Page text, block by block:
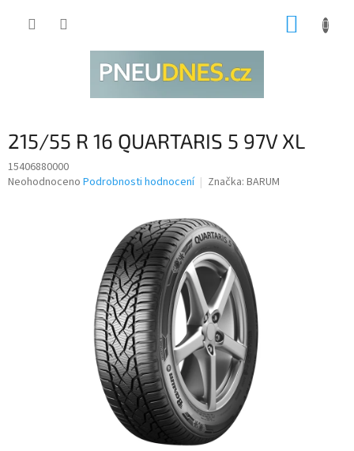
215/55 R 16 QUARTARIS 5 97V XL
15406880000
Průměrné
Neohodnoceno Podrobnosti hodnocení Značka: BARUM